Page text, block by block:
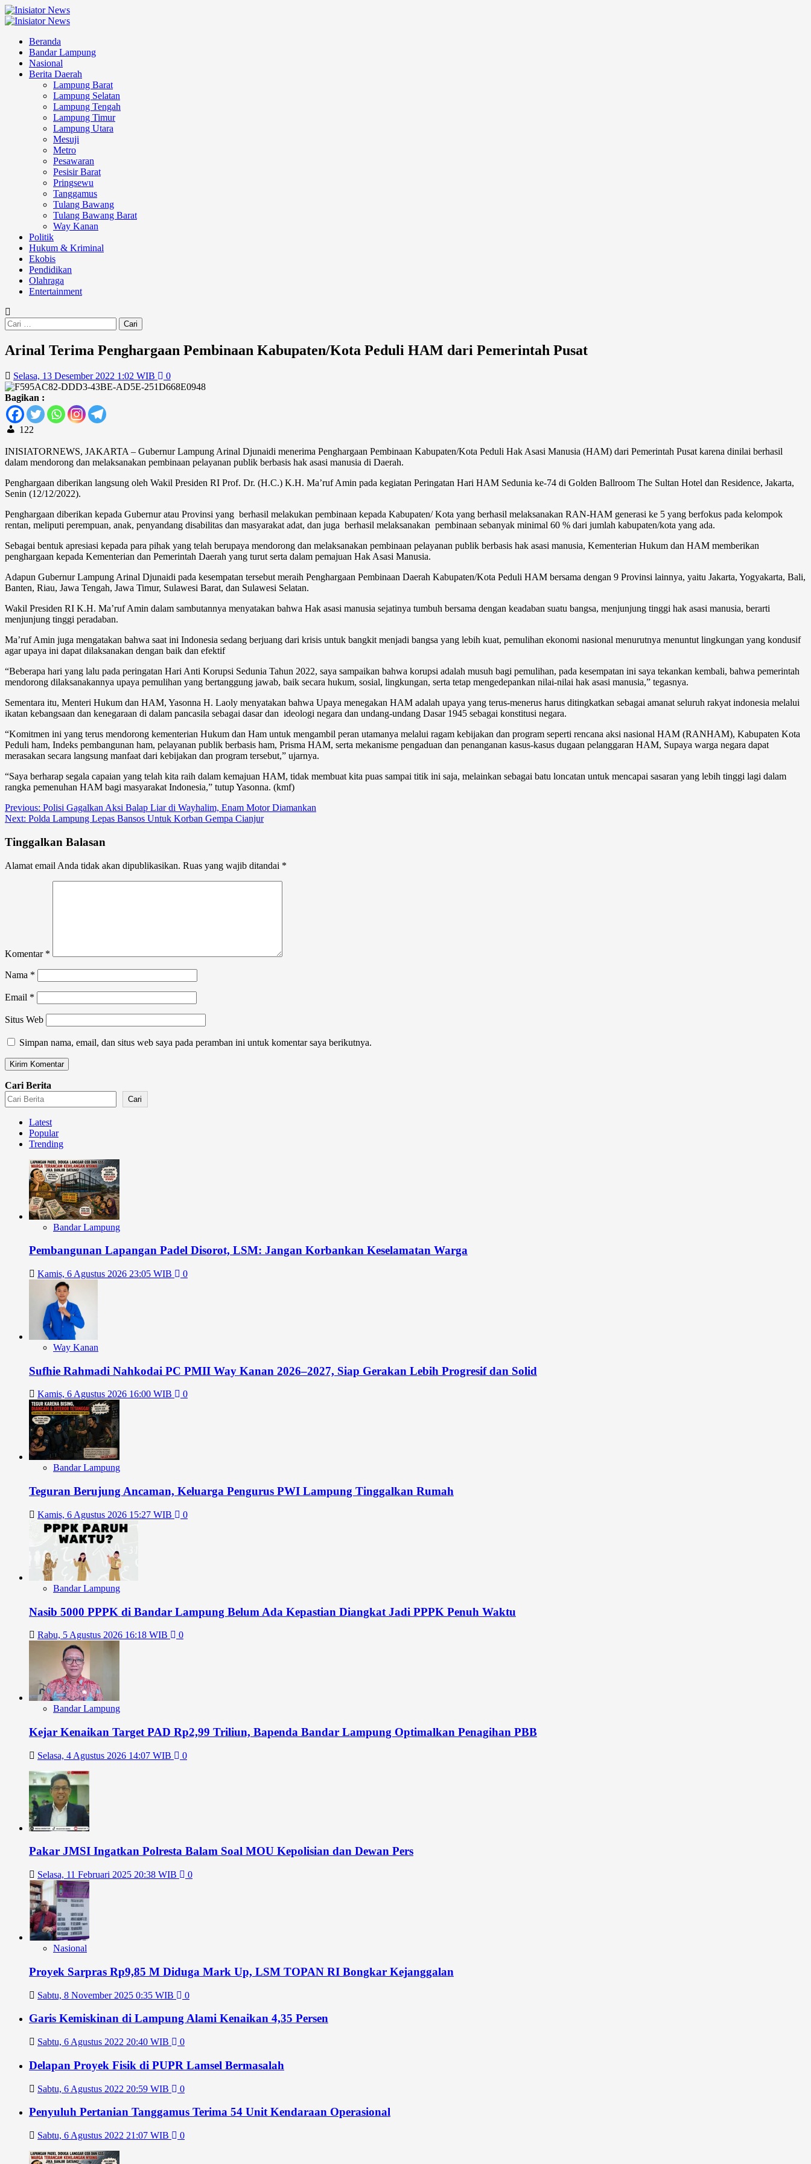
Skip
to
Primary
Beranda
Bandar Lampung
Nasional
Berita Daerah
Lampung Barat
Lampung Selatan
Lampung Tengah
Lampung Timur
Lampung Utara
Mesuji
Metro
Pesawaran
Pesisir Barat
Pringsewu
Tanggamus
Tulang Bawang
Tulang Bawang Barat
Way Kanan
Politik
Hukum & Kriminal
Ekobis
Pendidikan
Olahraga
Entertainment
Cari
untuk:
Arinal Terima Penghargaan Pembinaan Kabupaten/Kota Peduli HAM dari Pemerintah Pusat
Selasa, 13 Desember 2022 1:02 WIB 0
Bagikan :
122
INISIATORNEWS, JAKARTA – Gubernur Lampung Arinal Djunaidi menerima Penghargaan Pembinaan Kabupaten/Kota Peduli Hak Asasi Manusia (HAM) dari Pemerintah Pusat karena dinilai berhasil
dalam mendorong dan melaksanakan pembinaan pelayanan publik berbasis hak asasi manusia di Daerah.
Penghargaan diberikan langsung oleh Wakil Presiden RI Prof. Dr. (H.C.) K.H. Ma’ruf Amin pada kegiatan Peringatan Hari HAM Sedunia ke-74 di Golden Ballroom The Sultan Hotel dan Residence, Jakarta,
Senin (12/12/2022).
Penghargaan diberikan kepada Gubernur atau Provinsi yang berhasil melakukan pembinaan kepada Kabupaten/ Kota yang berhasil melaksanakan RAN-HAM generasi ke 5 yang berfokus pada kelompok
rentan, meliputi perempuan, anak, penyandang disabilitas dan masyarakat adat, dan juga berhasil melaksanakan pembinaan sebanyak minimal 60 % dari jumlah kabupaten/kota yang ada.
Sebagai bentuk apresiasi kepada para pihak yang telah berupaya mendorong dan melaksanakan pembinaan pelayanan publik berbasis hak asasi manusia, Kementerian Hukum dan HAM memberikan
penghargaan kepada Kementerian dan Pemerintah Daerah yang turut serta dalam pemajuan Hak Asasi Manusia.
Adapun Gubernur Lampung Arinal Djunaidi pada kesempatan tersebut meraih Penghargaan Pembinaan Daerah Kabupaten/Kota Peduli HAM bersama dengan 9 Provinsi lainnya, yaitu Jakarta, Yogyakarta, Bali,
Banten, Riau, Jawa Tengah, Jawa Timur, Sulawesi Barat, dan Sulawesi Selatan.
Wakil Presiden RI K.H. Ma’ruf Amin dalam sambutannya menyatakan bahwa Hak asasi manusia sejatinya tumbuh bersama dengan keadaban suatu bangsa, menjunjung tinggi hak asasi manusia, berarti
menjunjung tinggi peradaban.
Ma’ruf Amin juga mengatakan bahwa saat ini Indonesia sedang berjuang dari krisis untuk bangkit menjadi bangsa yang lebih kuat, pemulihan ekonomi nasional menurutnya menuntut lingkungan yang kondusif
agar upaya ini dapat dilaksanakan dengan baik dan efektif
“Beberapa hari yang lalu pada peringatan Hari Anti Korupsi Sedunia Tahun 2022, saya sampaikan bahwa korupsi adalah musuh bagi pemulihan, pada kesempatan ini saya tekankan kembali, bahwa pemerintah
mendorong dilaksanakannya upaya pemulihan yang bertanggung jawab, baik secara hukum, sosial, lingkungan, serta tetap mengedepankan nilai-nilai hak asasi manusia,” tegasnya.
Sementara itu, Menteri Hukum dan HAM, Yasonna H. Laoly menyatakan bahwa Upaya menegakan HAM adalah upaya yang terus-menerus harus ditingkatkan sebagai amanat seluruh rakyat indonesia melalui
ikatan kebangsaan dan kenegaraan di dalam pancasila sebagai dasar dan ideologi negara dan undang-undang Dasar 1945 sebagai konstitusi negara.
“Komitmen ini yang terus mendorong kementerian Hukum dan Ham untuk mengambil peran utamanya melalui ragam kebijakan dan program seperti rencana aksi nasional HAM (RANHAM), Kabupaten Kota
Peduli ham, Indeks pembangunan ham, pelayanan publik berbasis ham, Prisma HAM, serta mekanisme pengaduan dan penanganan kasus-kasus dugaan pelanggaran HAM, Supaya warga negara dapat
merasakan secara langsung manfaat dari kebijakan dan program tersebut,” ujarnya.
“Saya berharap segala capaian yang telah kita raih dalam kemajuan HAM, tidak membuat kita puas sampai titik ini saja, melainkan sebagai batu loncatan untuk mencapai sasaran yang lebih tinggi lagi dalam
rangka pemenuhan HAM bagi masyarakat Indonesia,” tutup Yasonna. (kmf)
Post
navigation
Previous: Polisi Gagalkan Aksi Balap Liar di Wayhalim, Enam Motor Diamankan
Next: Polda Lampung Lepas Bansos Untuk Korban Gempa Cianjur
Tinggalkan Balasan
Alamat email Anda tidak akan dipublikasikan. Ruas yang wajib ditandai *
Komentar *
Nama *
Email *
Situs Web
Simpan nama, email, dan situs web saya pada peramban ini untuk komentar saya berikutnya.
Cari Berita
Cari
Latest
Popular
Trending
Bandar Lampung
Pembangunan Lapangan Padel Disorot, LSM: Jangan Korbankan Keselamatan Warga
Kamis, 6 Agustus 2026 23:05 WIB 0
Way Kanan
Sufhie Rahmadi Nahkodai PC PMII Way Kanan 2026–2027, Siap Gerakan Lebih Progresif dan Solid
Kamis, 6 Agustus 2026 16:00 WIB 0
Bandar Lampung
Teguran Berujung Ancaman, Keluarga Pengurus PWI Lampung Tinggalkan Rumah
Kamis, 6 Agustus 2026 15:27 WIB 0
Bandar Lampung
Nasib 5000 PPPK di Bandar Lampung Belum Ada Kepastian Diangkat Jadi PPPK Penuh Waktu
Rabu, 5 Agustus 2026 16:18 WIB 0
Bandar Lampung
Kejar Kenaikan Target PAD Rp2,99 Triliun, Bapenda Bandar Lampung Optimalkan Penagihan PBB
Selasa, 4 Agustus 2026 14:07 WIB 0
Pakar JMSI Ingatkan Polresta Balam Soal MOU Kepolisian dan Dewan Pers
Selasa, 11 Februari 2025 20:38 WIB 0
Nasional
Proyek Sarpras Rp9,85 M Diduga Mark Up, LSM TOPAN RI Bongkar Kejanggalan
Sabtu, 8 November 2025 0:35 WIB 0
Garis Kemiskinan di Lampung Alami Kenaikan 4,35 Persen
Sabtu, 6 Agustus 2022 20:40 WIB 0
Delapan Proyek Fisik di PUPR Lamsel Bermasalah
Sabtu, 6 Agustus 2022 20:59 WIB 0
Penyuluh Pertanian Tanggamus Terima 54 Unit Kendaraan Operasional
Sabtu, 6 Agustus 2022 21:07 WIB 0